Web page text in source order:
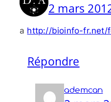
2 mars
a http://​bioinfo​-fr​.net/​
Répondre
ademcan